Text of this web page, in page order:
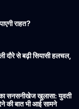
राहत?
दौरे से बढ़ी सियासी हलचल,
का सनसनीखेज खुलासा: युवती
की बात भी आई सामने